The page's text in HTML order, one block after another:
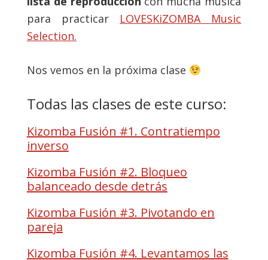
para practicar LOVESKiZOMBA Music
Selection.
Nos vemos en la próxima clase
Todas las clases de este curso:
Kizomba Fusión #1. Contratiempo
inverso
Kizomba Fusión #2. Bloqueo
balanceado desde detrás
Kizomba Fusión #3. Pivotando en
pareja
Kizomba Fusión #4. Levantamos las